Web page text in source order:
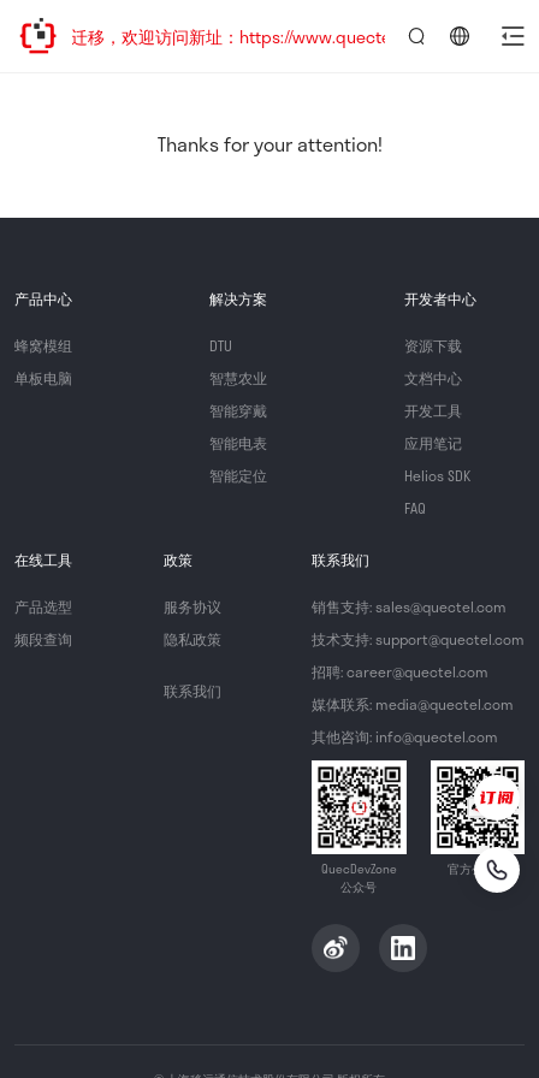
地址已迁移，欢迎访问新址：https://www.quectel.com.cn
Thanks for your attention!
产品中心
蜂窝模组
单板电脑
解决方案
DTU
智慧农业
智能穿戴
智能电表
智能定位
开发者中心
资源下载
文档中心
开发工具
应用笔记
Helios SDK
FAQ
在线工具
产品选型
频段查询
政策
服务协议
隐私政策
联系我们
联系我们
销售支持: sales@quectel.com
技术支持: support@quectel.com
招聘: career@quectel.com
媒体联系: media@quectel.com
其他咨询: info@quectel.com
QuecDevZone
公众号
官方公众号